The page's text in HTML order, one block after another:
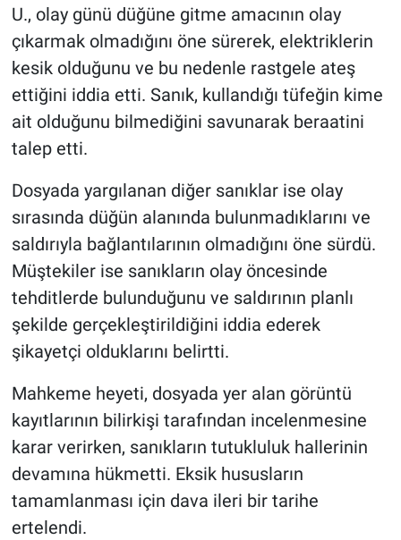
U., olay günü düğüne gitme amacının olay
çıkarmak olmadığını öne sürerek, elektriklerin
kesik olduğunu ve bu nedenle rastgele ateş
ettiğini iddia etti. Sanık, kullandığı tüfeğin kime
ait olduğunu bilmediğini savunarak beraatini
talep etti.
Dosyada yargılanan diğer sanıklar ise olay
sırasında düğün alanında bulunmadıklarını ve
saldırıyla bağlantılarının olmadığını öne sürdü.
Müştekiler ise sanıkların olay öncesinde
tehditlerde bulunduğunu ve saldırının planlı
şekilde gerçekleştirildiğini iddia ederek
şikayetçi olduklarını belirtti.
Mahkeme heyeti, dosyada yer alan görüntü
kayıtlarının bilirkişi tarafından incelenmesine
karar verirken, sanıkların tutukluluk hallerinin
devamına hükmetti. Eksik hususların
tamamlanması için dava ileri bir tarihe
ertelendi.